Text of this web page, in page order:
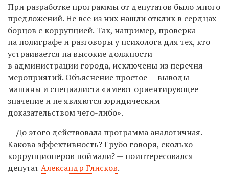
При разработке программы от депутатов было много
предложений. Не все из них нашли отклик в сердцах
борцов с коррупцией. Так, например, проверка
на полиграфе и разговоры у психолога для тех, кто
устраивается на высокие должности
в администрации города, исключены из перечня
мероприятий. Объяснение простое — выводы
машины и специалиста «имеют ориентирующее
значение и не являются юридическим
доказательством чего-либо».
— До этого действовала программа аналогичная.
Какова эффективность? Грубо говоря, сколько
коррупционеров поймали? — поинтересовался
депутат Александр Глисков.